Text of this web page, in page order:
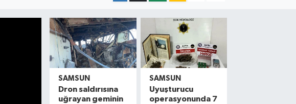
SAMSUN
Dron saldırısına
uğrayan geminin
SAMSUN
Uyuşturucu
operasyonunda 7